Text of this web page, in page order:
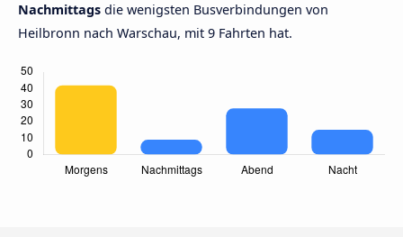
Nachmittags die wenigsten Busverbindungen von
Heilbronn nach Warschau, mit 9 Fahrten hat.